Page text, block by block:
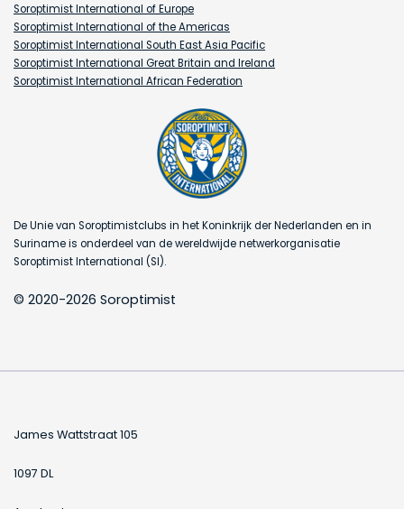
Soroptimist International of Europe
Soroptimist International of the Americas
Soroptimist International South East Asia Pacific
Soroptimist International Great Britain and Ireland
Soroptimist International African Federation
De Unie van Soroptimistclubs in het Koninkrijk der Nederlanden en in
Suriname is onderdeel van de wereldwijde netwerkorganisatie
Soroptimist International (SI).
© 2020-2026 Soroptimist
James Wattstraat 105
1097 DL